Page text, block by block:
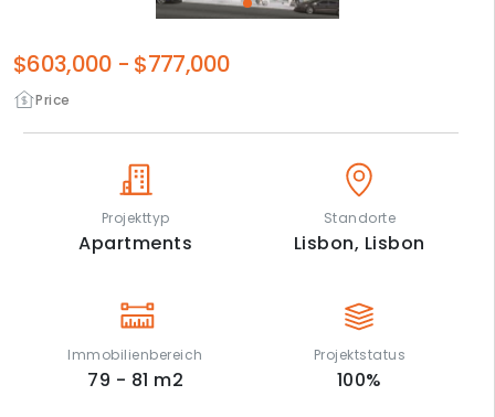
Price
$603,000 - $777,000
Projekttyp
Apartments
Standorte
Lisbon, Lisbon
Immobilienbereich
79 - 81 m2
Projektstatus
100%